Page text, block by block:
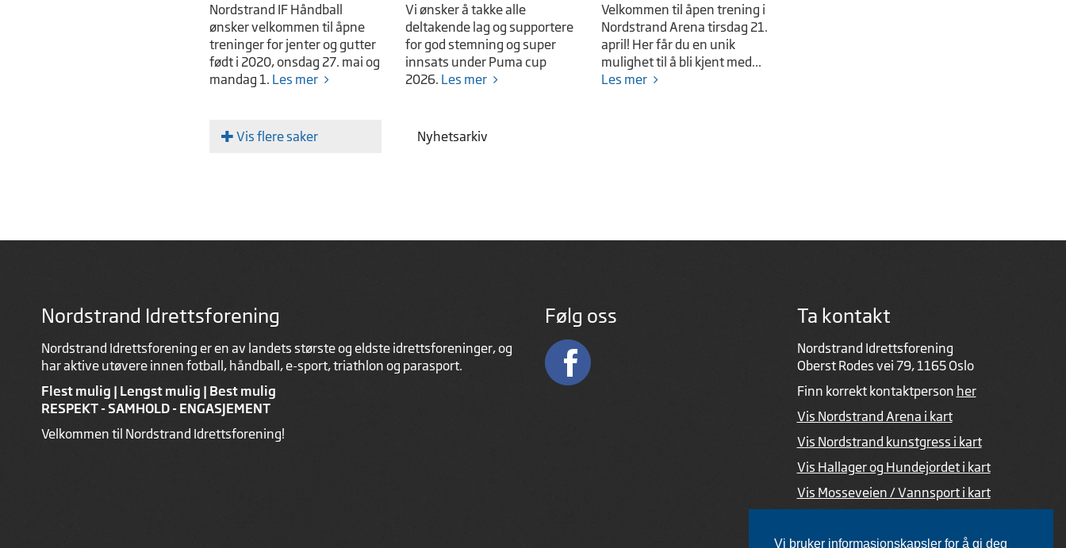
Vi bruker informasjonskapsler for å gi deg
Nordstrand IF Håndball
ønsker velkommen til åpne
treninger for jenter og gutter
født i 2020, onsdag 27. mai og
mandag 1. Les mer
Vi ønsker å takke alle
deltakende lag og supportere
for god stemning og super
innsats under Puma cup
2026. Les mer
Velkommen til åpen trening i
Nordstrand Arena tirsdag 21.
april! Her får du en unik
mulighet til å bli kjent med...
Les mer
Vis flere saker Nyhetsarkiv
Nordstrand Idrettsforening
Nordstrand Idrettsforening er en av landets største og eldste idrettsforeninger, og
har aktive utøvere innen fotball, håndball, e-sport, triathlon og parasport.
Flest mulig | Lengst mulig | Best mulig
RESPEKT - SAMHOLD - ENGASJEMENT
Velkommen til Nordstrand Idrettsforening!
Følg oss Ta kontakt
Nordstrand Idrettsforening
Oberst Rodes vei 79, 1165 Oslo
Finn korrekt kontaktperson her
Vis Nordstrand Arena i kart
Vis Nordstrand kunstgress i kart
Vis Hallager og Hundejordet i kart
Vis Mosseveien / Vannsport i kart